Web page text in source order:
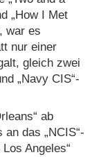
„How I Met
war es
nur einer
gleich zwei
„Navy CIS“-
ab
das „NCIS“-
Angeles“